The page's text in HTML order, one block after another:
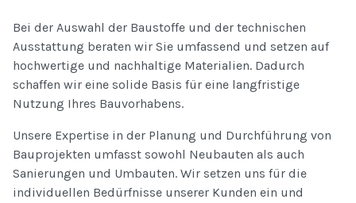
Bei der Auswahl der Baustoffe und der technischen
Ausstattung beraten wir Sie umfassend und setzen auf
hochwertige und nachhaltige Materialien. Dadurch
schaffen wir eine solide Basis für eine langfristige
Nutzung Ihres Bauvorhabens.
Unsere Expertise in der Planung und Durchführung von
Bauprojekten umfasst sowohl Neubauten als auch
Sanierungen und Umbauten. Wir setzen uns für die
individuellen Bedürfnisse unserer Kunden ein und